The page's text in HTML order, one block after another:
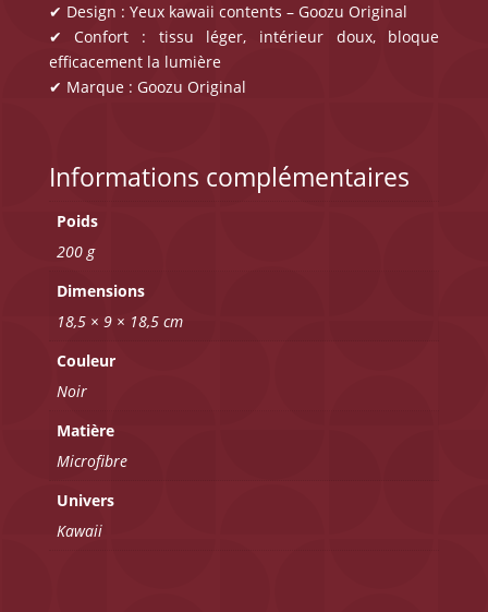
✔ Design : Yeux kawaii contents – Goozu Original
✔ Confort : tissu léger, intérieur doux, bloque
efficacement la lumière
✔ Marque : Goozu Original
Informations complémentaires
Poids
200 g
Dimensions
18,5 × 9 × 18,5 cm
Couleur
Noir
Matière
Microfibre
Univers
Kawaii